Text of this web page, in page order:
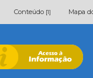
Conteúdo [1] Mapa